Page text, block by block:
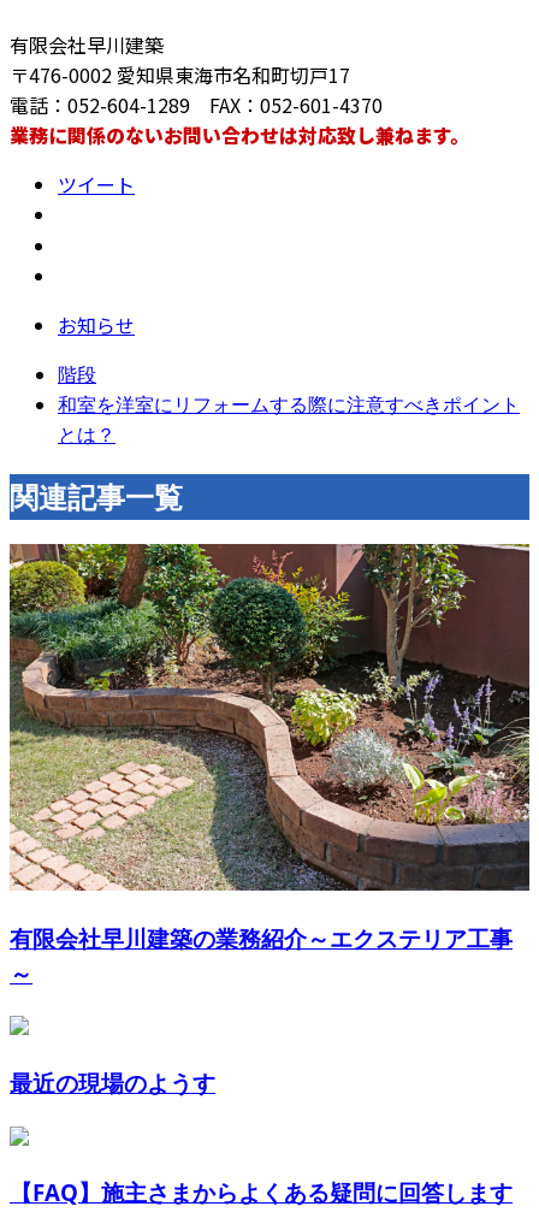
有限会社早川建築
〒476-0002 愛知県東海市名和町切戸17
電話：052-604-1289 FAX：052-601-4370
業務に関係のないお問い合わせは対応致し兼ねます。
ツイート
お知らせ
階段
和室を洋室にリフォームする際に注意すべきポイント
とは？
関連記事一覧
有限会社早川建築の業務紹介～エクステリア工事
～
最近の現場のようす
【FAQ】施主さまからよくある疑問に回答します